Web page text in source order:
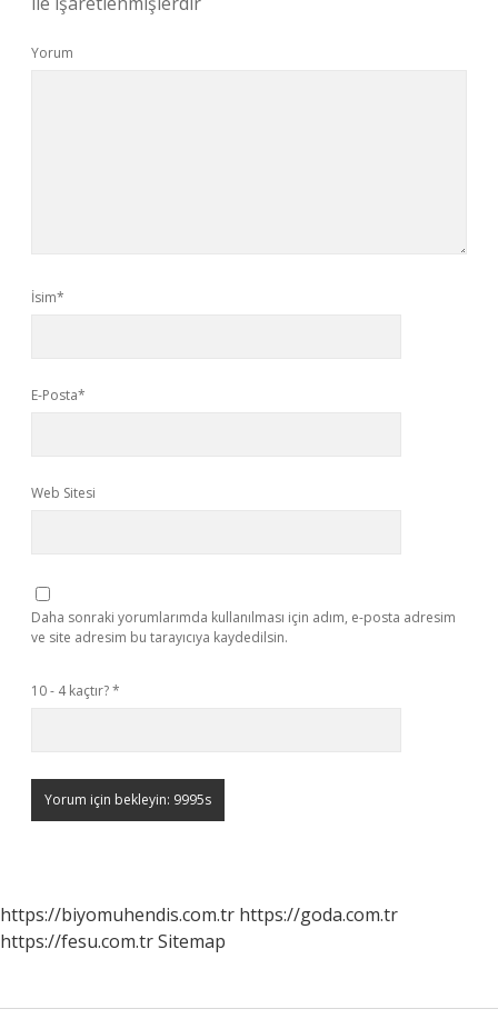
Yorum
İsim*
E-Posta*
Web Sitesi
Daha sonraki yorumlarımda kullanılması için adım, e-posta adresim
ve site adresim bu tarayıcıya kaydedilsin.
10 - 4 kaçtır?*
https://biyomuhendis.com.tr https://goda.com.tr
https://fesu.com.trSitemap